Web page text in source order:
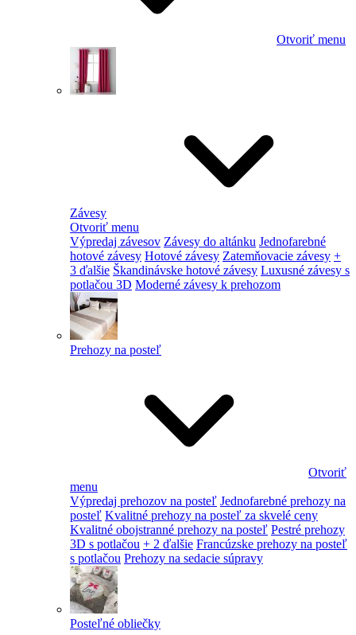
Otvoriť menu
Závesy
Otvoriť menu
Výpredaj závesov Závesy do altánku Jednofarebné
hotové závesy Hotové závesy Zatemňovacie závesy +
3 ďalšie Škandinávske hotové závesy Luxusné závesy s
potlačou 3D Moderné závesy k prehozom
Prehozy na posteľ
Otvoriť
menu
Výpredaj prehozov na posteľ Jednofarebné prehozy na
posteľ Kvalitné prehozy na posteľ za skvelé ceny
Kvalitné obojstranné prehozy na posteľ Pestré prehozy
3D s potlačou + 2 ďalšie Francúzske prehozy na posteľ
s potlačou Prehozy na sedacie súpravy
Posteľné obliečky